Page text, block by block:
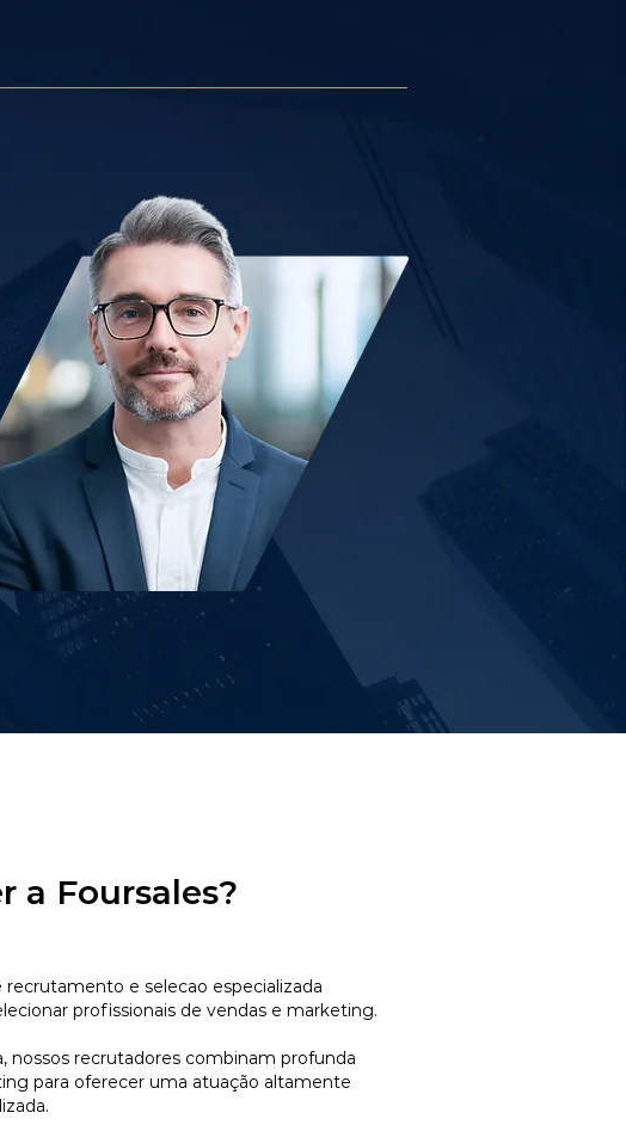
a Foursales?
e selecao especializada
profissionais de vendas e marketing.
nossos recrutadores combinam profunda
para oferecer uma atuação altamente